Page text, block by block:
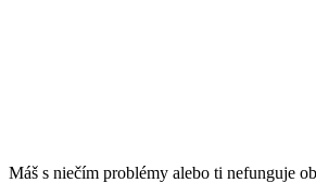
Máš s niečím problémy alebo ti nefunguje